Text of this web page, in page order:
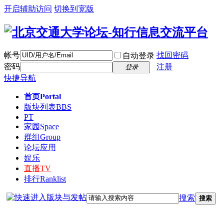
开启辅助访问 切换到宽版
帐号 自动登录 找回密码
密码
登录
注册
快捷导航
首页Portal
版块列表BBS
PT
家园 Space
群组Group
论坛应用
娱乐
直播TV
排行Ranklist
搜索 搜索